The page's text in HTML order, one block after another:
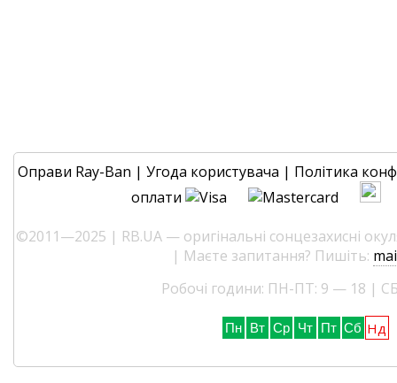
Оправи Ray-Ban | Угода користувача | Політика
оплати
©2011—2025 | RB.UA — оригінальні сонцезахисні
| Маєте запитання? Пишіть:
Робочі години: ПН-ПТ: 9 — 18 |
Пн Вт Ср Чт Пт Сб Нд